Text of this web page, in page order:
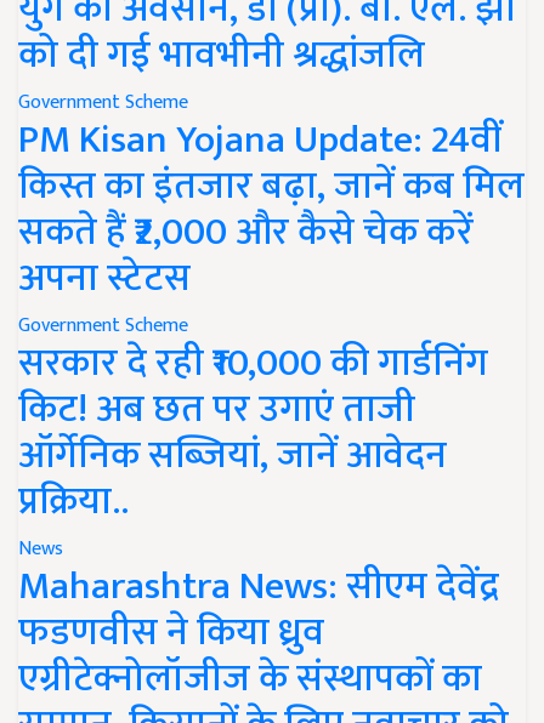
को दी गई भावभीनी श्रद्धांजलि
Government Scheme
PM Kisan Yojana Update: 24वीं
किस्त का इंतजार बढ़ा, जानें कब मिल
सकते हैं ₹2,000 और कैसे चेक करें
अपना स्टेटस
Government Scheme
सरकार दे रही ₹10,000 की गार्डनिंग
किट! अब छत पर उगाएं ताजी
ऑर्गेनिक सब्जियां, जानें आवेदन
प्रक्रिया..
News
Maharashtra News: सीएम देवेंद्र
फडणवीस ने किया ध्रुव
एग्रीटेक्नोलॉजीज के संस्थापकों का